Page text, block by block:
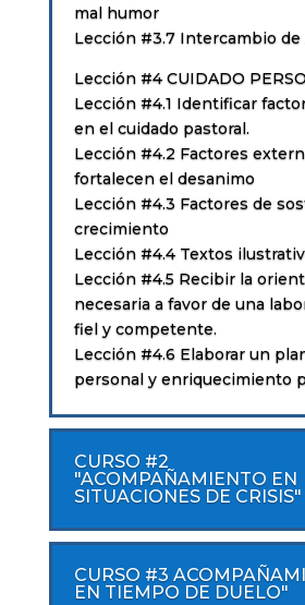
mal humor
Lección #3.7 Intercambio de
Lección #4 CUIDADO
Lección #4.1 Identificar
en el cuidado pastoral.
Lección #4.2 Factores
fortalecen el desanimo
Lección #4.3 Factores de
crecimiento
Lección #4.4 Textos
Lección #4.5 Recibir la
necesaria a favor de una
fiel y competente.
Lección #4.6 Elaborar un
personal y enriquecimiento
CURSO #2
"ACOMPAÑAMIENTO EN
SITUACIONES DE CRISIS"
CURSO #3
EN TIEMPO DE DUELO"